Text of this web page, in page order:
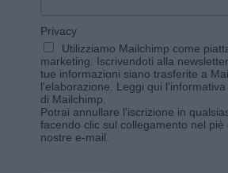
Privacy
Utilizziamo Mailchimp come
marketing. Iscrivendoti alla
tue informazioni siano trasferite a
l'elaborazione. Leggi qui
di Mailchimp
Potrai annullare l'iscrizione in
facendo clic sul collegamento nel piè
nostre e-mail.